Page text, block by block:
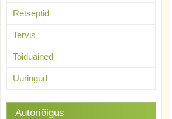
Retseptid
Tervis
Toiduained
Uuringud
Autoriõigus